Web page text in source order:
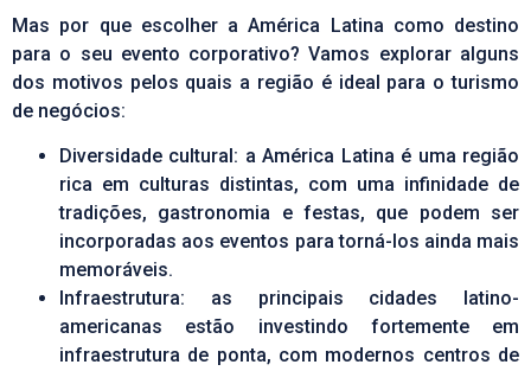
Mas por que escolher a América Latina como destino
para o seu evento corporativo? Vamos explorar alguns
dos motivos pelos quais a região é ideal para o turismo
de negócios:
Diversidade cultural: a América Latina é uma região
rica em culturas distintas, com uma infinidade de
tradições, gastronomia e festas, que podem ser
incorporadas aos eventos para torná-los ainda mais
memoráveis.
Infraestrutura: as principais cidades latino-
americanas estão investindo fortemente em
infraestrutura de ponta, com modernos centros de